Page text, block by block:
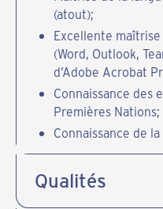
(atout);
Excellente maîtrise
(Word, Outlook,
d’Adobe Acrobat
Connaissance des
Premières Nations;
Connaissance de
Qualités